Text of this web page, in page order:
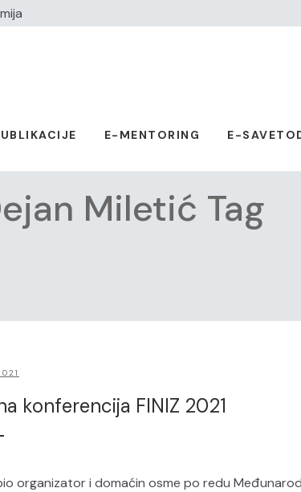
E-MENTORING E-
Miletić Tag
konferencija FINIZ 2021
organizator i domaćin osme po redu